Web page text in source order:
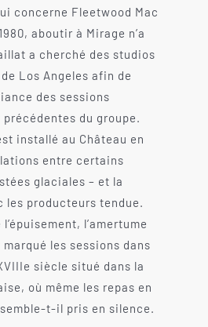
concerne Fleetwood Mac
aboutir à Mirage n’a
a cherché des studios
Los Angeles afin de
des sessions
précédentes du groupe.
installé au Château en
entre certains
glaciales – et la
les producteurs tendue.
l’amertume
les sessions dans
siècle situé dans la
où même les repas en
t-il pris en silence.